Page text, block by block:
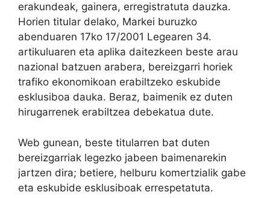
erakundeak, gainera, erregistratuta dauzka.
Horien titular delako, Markei buruzko
abenduaren 17ko 17/2001 Legearen 34.
artikuluaren eta aplika daitezkeen beste arau
nazional batzuen arabera, bereizgarri horiek
trafiko ekonomikoan erabiltzeko eskubide
esklusiboa dauka. Beraz, baimenik ez duten
hirugarrenek erabiltzea debekatua dute.
Web gunean, beste titularren bat duten
bereizgarriak legezko jabeen baimenarekin
jartzen dira; betiere, helburu komertzialik gabe
eta eskubide esklusiboak errespetatuta.